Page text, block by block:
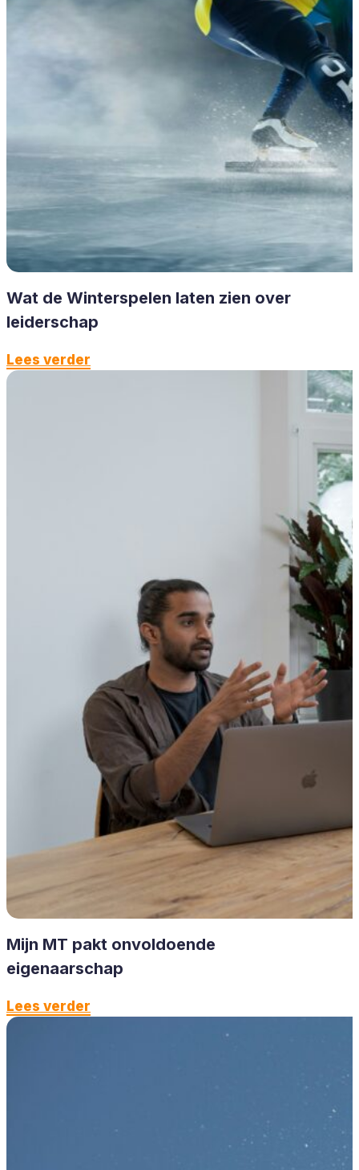
Wat de Winterspelen laten zien over
leiderschap
Lees verder
Mijn MT pakt onvoldoende
eigenaarschap
Lees verder